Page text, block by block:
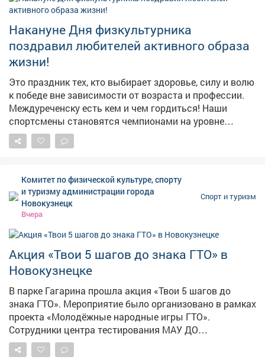
Накануне Дня физкультурника
поздравил любителей активного образа
жизни!
Это праздник тех, кто выбирает здоровье, силу и волю
к победе вне зависимости от возраста и профессии.
Междуреченску есть кем и чем гордиться! Наши
спортсмены становятся чемпионами на уровне
региона и страны, прославляют город на
международных чемпионатах и турнирах. Желаю им
достижений. Особая признательность - тренерам и
наставникам, которые ежедневно прививают
воспитанникам любовь к спорту. Их усилиями
большего числа междуреченцев. В городе хорошие
условия для занятий: спорткомплексы, трассы,
городские пространства. В сфере физической
культуры и спорта трудятся мастера высочайшего
уровня, энтузиасты, настоящие фанаты своего дела.
Создание комфортной среды для активного досуга - в
числе важнейших приоритетов. Будем и дальше
стараться, чтобы в Междуреченске появлялись новые
возможности для движения. Всем желаю крепкого
здоровья, бодрости духа, энергии и успехов во всех
Комитет по физической культуре, спорту
и туризму администрации города
Новокузнецк
Вчера
Спорт и туризм
Акция «Твои 5 шагов до знака ГТО» в
Новокузнецке
В парке Гагарина прошла акция «Твои 5 шагов до
знака ГТО». Мероприятие было организовано в рамках
проекта «Молодёжные народные игры ГТО».
Сотрудники центра тестирования МАУ ДО
«Спортивная школа №2» провели для молодых людей
в возрасте от 16 до 24 лет подробный инструктаж.